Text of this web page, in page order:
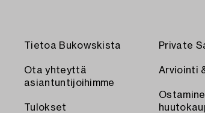
Tietoa Bukowskista
Ota yhteyttä
asiantuntijoihimme
Tulokset
Private
Arviointi